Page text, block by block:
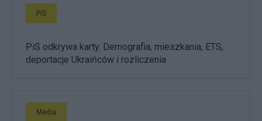
PiS
PiS odkrywa karty. Demografia, mieszkania, ETS,
deportacje Ukraińców i rozliczenia
Media